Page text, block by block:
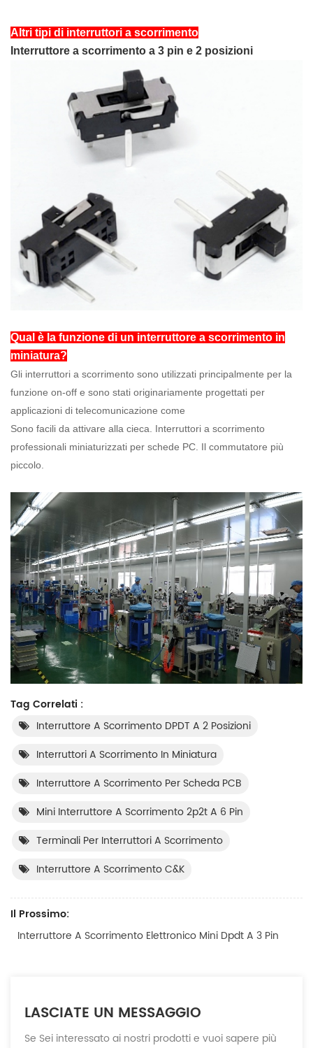
Altri tipi di interruttori a scorrimento
Interruttore a scorrimento a 3 pin e 2 posizioni
Qual è la funzione di un interruttore a scorrimento in
miniatura?
Gli interruttori a scorrimento sono utilizzati principalmente per la
funzione on-off e sono stati originariamente progettati per
applicazioni di telecomunicazione come
Sono facili da attivare alla cieca. Interruttori a scorrimento
professionali miniaturizzati per schede PC. Il commutatore più
piccolo.
Tag Correlati :
Interruttore A Scorrimento DPDT A 2 Posizioni
Interruttori A Scorrimento In Miniatura
Interruttore A Scorrimento Per Scheda PCB
Mini Interruttore A Scorrimento 2p2t A 6 Pin
Terminali Per Interruttori A Scorrimento
Interruttore A Scorrimento C&K
Il Prossimo:
Interruttore A Scorrimento Elettronico Mini Dpdt A 3 Pin
LASCIATE UN MESSAGGIO
Se Sei interessato ai nostri prodotti e vuoi sapere più